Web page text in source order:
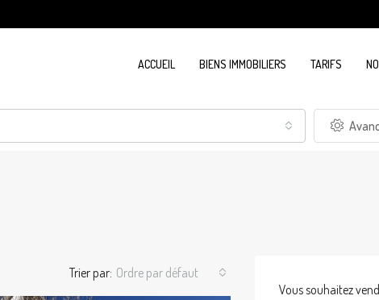
ACCUEIL BIENS IMMOBILIERS TARIFS
Trier par: Ordre par défaut
Vous souhaitez